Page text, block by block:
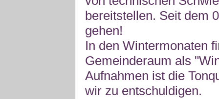
bereitstellen. Seit dem
gehen!
In den Wintermonaten
Gemeinderaum als
Aufnahmen ist die
wir zu entschuldigen.